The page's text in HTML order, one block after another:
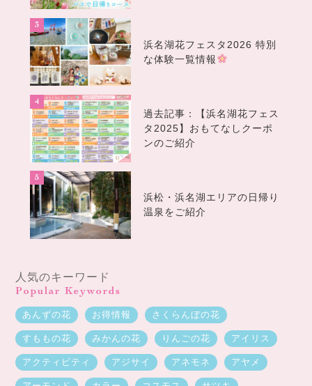
浜名湖花フェスタ2026 特別
な体験一覧情報
過去記事：【浜名湖花フェス
タ2025】おもてなしクーポ
ンのご紹介
浜松・浜名湖エリアの日帰り
温泉をご紹介
人気のキーワード
Popular Keywords
あんずの花 お得情報 さくらんぼの花
すももの花 みかんの花 りんごの花 アイリス
アクティビティ アジサイ アネモネ アヤメ